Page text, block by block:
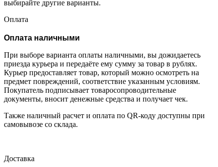
выбирайте другие варианты.
Оплата
Оплата наличными
При выборе варианта оплаты наличными, вы дожидаетесь
приезда курьера и передаёте ему сумму за товар в рублях.
Курьер предоставляет товар, который можно осмотреть на
предмет повреждений, соответствие указанным условиям.
Покупатель подписывает товаросопроводительные
документы, вносит денежные средства и получает чек.
Также наличный расчет и оплата по QR-коду доступны при
самовывозе со склада.
Доставка